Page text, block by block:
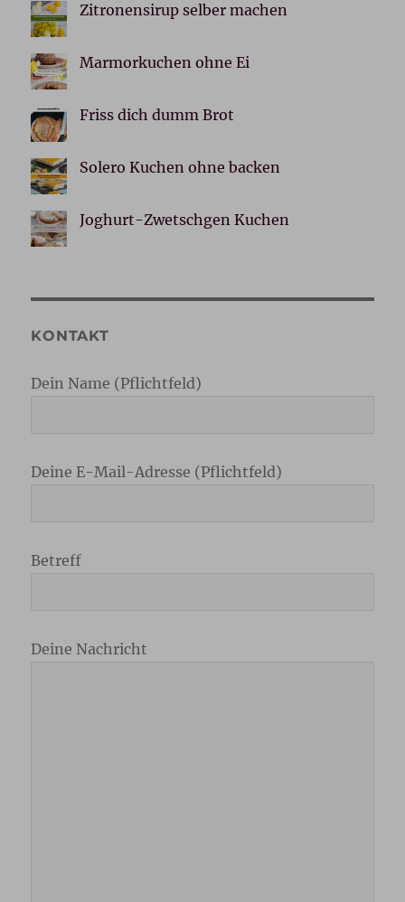
Zitronensirup selber machen
Marmorkuchen ohne Ei
Friss dich dumm Brot
Solero Kuchen ohne backen
Joghurt-Zwetschgen Kuchen
KONTAKT
Dein Name (Pflichtfeld)
Deine E-Mail-Adresse (Pflichtfeld)
Betreff
Deine Nachricht